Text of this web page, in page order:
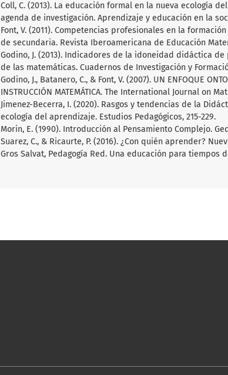
Coll, C. (2013). La educación formal en la nueva ecología
agenda de investigación. Aprendizaje y educación en la
Font, V. (2011). Competencias profesionales en la
de secundaria. Revista Iberoamericana de Educación
Godino, J. (2013). Indicadores de la idoneidad didáctica
de las matemáticas. Cuadernos de Investigación y
Godino, J., Batanero, C., & Font, V. (2007). UN ENFOQUE
INSTRUCCIÓN MATEMÁTICA. The International Journal on
Jimenez-Becerra, I. (2020). Rasgos y tendencias de la
ecología del aprendizaje. Estudios Pedagógicos, 215-229.
Morin, E. (1990). Introducción al Pensamiento Complejo.
Suarez, C., & Ricaurte, P. (2016). ¿Con quién aprender?
Gros Salvat, Pedagogía Red. Una educación para tiempos